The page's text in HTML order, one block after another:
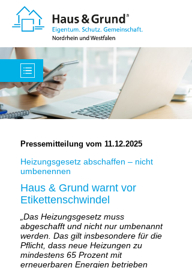
Pressemitteilung vom 11.12.2025
Heizungsgesetz abschaffen – nicht
umbenennen
Haus & Grund warnt vor
Etikettenschwindel
„Das Heizungsgesetz muss
abgeschafft und nicht nur umbenannt
werden. Das gilt insbesondere für die
Pflicht, dass neue Heizungen zu
mindestens 65 Prozent mit
erneuerbaren Energien betrieben